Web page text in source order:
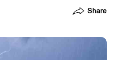
Share